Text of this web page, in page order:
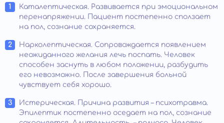
Каталептическая. Развивается при эмоциональном
перенапряжении. Пациент постепенно сползает
на пол, сознание сохраняется.
Нарколептическая. Сопровождается появлением
неожиданного желания лечь поспать. Человек
способен заснуть в любом положении, разбудить
его невозможно. После завершения больной
чувствует себя хорошо.
Истерическая. Причина развития – психотравма.
Эпилептик постепенно оседает на пол, сознание